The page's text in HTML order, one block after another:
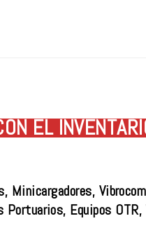
EL
Minicargadores,
Portuarios, Equipos